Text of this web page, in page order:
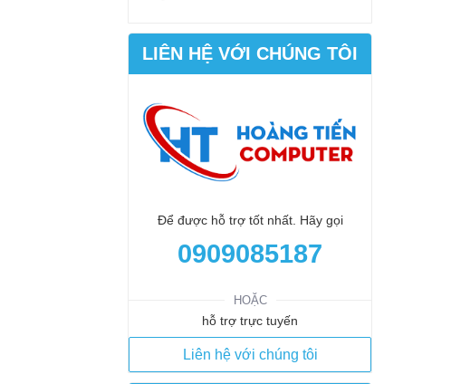
LIÊN HỆ VỚI CHÚNG TÔI
Để được hỗ trợ tốt nhất. Hãy gọi
0909085187
HOẶC
hỗ trợ trực tuyến
Liên hệ với chúng tôi